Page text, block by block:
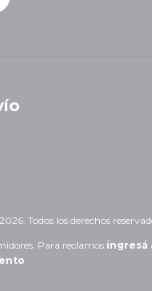
Todos los derechos
Para reclamos ingresá